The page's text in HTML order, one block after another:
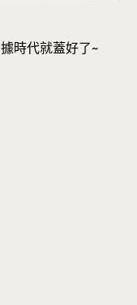
時代就蓋好了~